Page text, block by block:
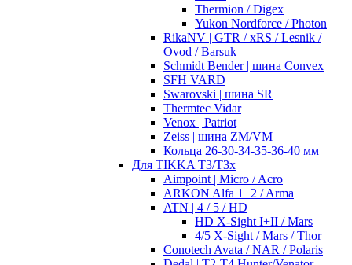
Thermion / Digex
Yukon Nordforce / Photon
RikaNV | GTR / xRS / Lesnik /
Ovod / Barsuk
Schmidt Bender | шина Convex
SFH VARD
Swarovski | шина SR
Thermtec Vidar
Venox | Patriot
Zeiss | шина ZM/VM
Кольца 26-30-34-35-36-40 мм
Для TIKKA T3/T3x
Aimpoint | Micro / Acro
ARKON Alfa 1+2 / Arma
ATN | 4 / 5 / HD
HD X-Sight I+II / Mars
4/5 X-Sight / Mars / Thor
Conotech Avata / NAR / Polaris